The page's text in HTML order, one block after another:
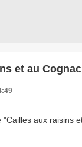
et au Cognac